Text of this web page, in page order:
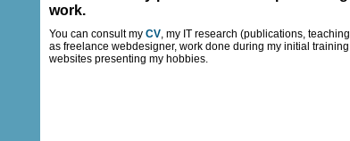
work.
You can consult my CV, my IT research (publications,
as freelance webdesigner, work done during my initial
websites presenting my hobbies.